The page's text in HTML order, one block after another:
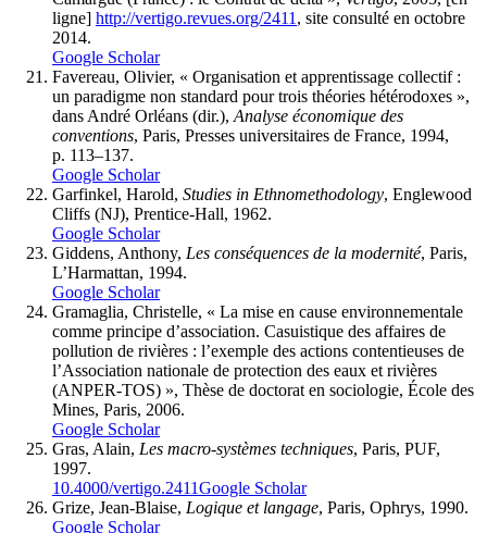
ligne] http://vertigo.revues.org/2411 , site consulté en octobre
2014.
Google Scholar
Favereau, Olivier, « Organisation et apprentissage collectif :
un paradigme non standard pour trois théories hétérodoxes »,
dans André Orléans (dir.), Analyse économique des
conventions, Paris, Presses universitaires de France, 1994,
p. 113–137.
Google Scholar
Garfinkel, Harold, Studies in Ethnomethodology, Englewood
Cliffs (NJ), Prentice-Hall, 1962.
Google Scholar
Giddens, Anthony, Les conséquences de la modernité, Paris,
L’Harmattan, 1994.
Google Scholar
Gramaglia, Christelle, « La mise en cause environnementale
comme principe d’association. Casuistique des affaires de
pollution de rivières : l’exemple des actions contentieuses de
l’Association nationale de protection des eaux et rivières
(ANPER-TOS) », Thèse de doctorat en sociologie, École des
Mines, Paris, 2006.
Google Scholar
Gras, Alain, Les macro-systèmes techniques, Paris, PUF,
1997.
10.4000/vertigo.2411Google Scholar
Grize, Jean-Blaise, Logique et langage, Paris, Ophrys, 1990.
Google Scholar